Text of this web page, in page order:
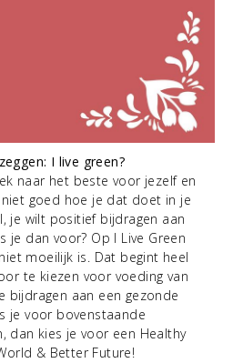
I live green?
naar het beste voor jezelf en
goed hoe je dat doet in je
je wilt positief bijdragen aan
je dan voor? Op I Live Green
moeilijk is. Dat begint heel
te kiezen voor voeding van
bijdragen aan een gezonde
je voor bovenstaande
dan kies je voor een Healthy
& Better Future!